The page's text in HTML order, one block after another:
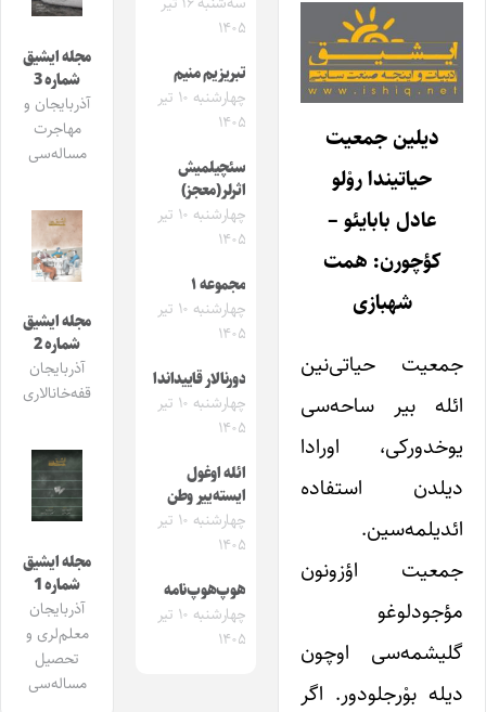
دیلین جمعیت
حیاتیندا روْلو
عادل بابایئو –
کؤچورن: همت
شهبازی
جمعیت حیاتی‌نین
ائله ‌بیر ساحه‌سی
یوخدورکی، اورادا
دیلد‌ن استفاده
ائدیلمه‌سین.
جمعیت اؤزونون
مؤجودلوغو
گلیشمه‌سی اوچون
دیله بوْرجلودور. اگر
۱۴۰۵
تبریزیم منیم
چهارشنبه ۱۰ تیر
۱۴۰۵
سئچیلمیش
اثرلر(معجز)
چهارشنبه ۱۰ تیر
۱۴۰۵
مجموعه ۱
چهارشنبه ۱۰ تیر
۱۴۰۵
دورنالار قاییداندا
چهارشنبه ۱۰ تیر
۱۴۰۵
ائله اوغول
ایسته‌ییر وطن
چهارشنبه ۱۰ تیر
۱۴۰۵
هوپ‌هوپ‌نامه
چهارشنبه ۱۰ تیر
۱۴۰۵
مجله ایشیق
شماره 3
آذربایجان و
مهاجرت
مساله‌سی
مجله ایشیق
شماره 2
آذربایجان
قفه‌خانالاری
مجله ایشیق
شماره 1
آذربایجان
معلم‌لری و
تحصیل
مساله‌سی